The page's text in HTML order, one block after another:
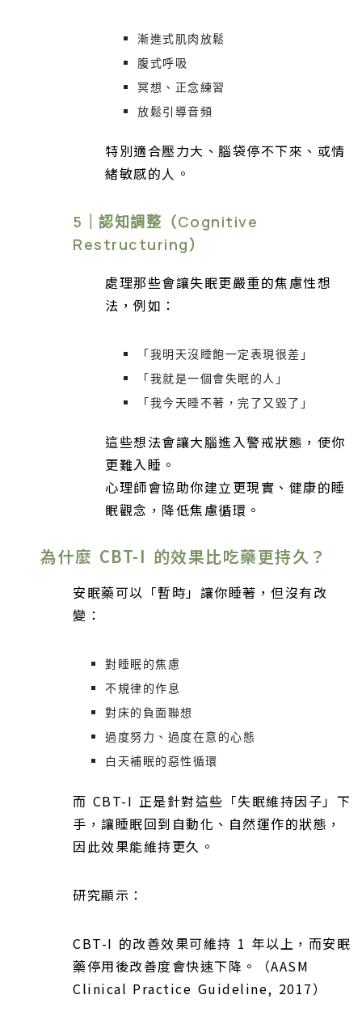
漸進式肌肉放鬆
腹式呼吸
冥想、正念練習
放鬆引導音頻
特別適合壓力大、腦袋停不下來、或情
緒敏感的人。
5｜認知調整（Cognitive
Restructuring）
處理那些會讓失眠更嚴重的焦慮性想
法，例如：
「我明天沒睡飽一定表現很差」
「我就是一個會失眠的人」
「我今天睡不著，完了又毀了」
這些想法會讓大腦進入警戒狀態，使你
更難入睡。
心理師會協助你建立更現實、健康的睡
眠觀念，降低焦慮循環。
為什麼 CBT-I 的效果比吃藥更持久？
安眠藥可以「暫時」讓你睡著，但沒有改
變：
對睡眠的焦慮
不規律的作息
對床的負面聯想
過度努力、過度在意的心態
白天補眠的惡性循環
而 CBT-I 正是針對這些「失眠維持因子」下
手，讓睡眠回到自動化、自然運作的狀態，
因此效果能維持更久。
研究顯示：
CBT-I 的改善效果可維持 1 年以上，而安眠
藥停用後改善度會快速下降。（AASM
Clinical Practice Guideline, 2017）